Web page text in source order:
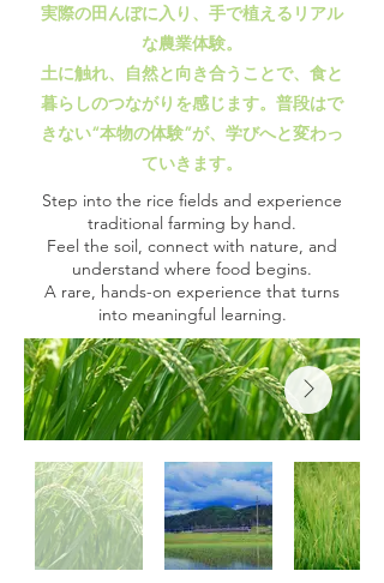
実際の田んぼに入り、手で植えるリアル
な農業体験。
土に触れ、自然と向き合うことで、食と
暮らしのつながりを感じます。普段はで
きない“本物の体験”が、学びへと変わっ
ていきます。
Step into the rice fields and experience
traditional farming by hand.
Feel the soil, connect with nature, and
understand where food begins.
A rare, hands-on experience that turns
into meaningful learning.